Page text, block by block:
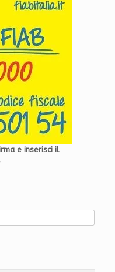
e inserisci il